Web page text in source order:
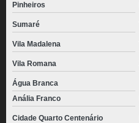
Pinheiros
Sumaré
Vila Madalena
Vila Romana
Água Branca
Anália Franco
Cidade Quarto Centenário